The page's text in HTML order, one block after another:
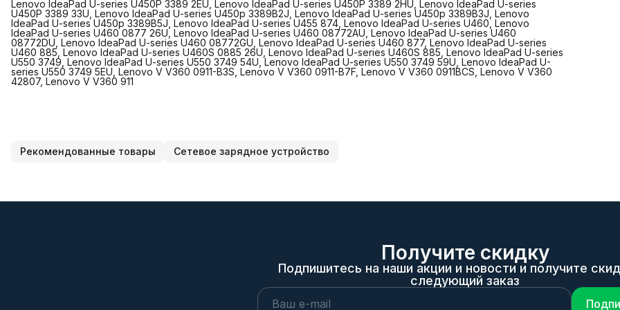
26U, Lenovo IdeaPad U-series U350 2963 27U, Lenovo
U-series U350 2963 2CU, Lenovo IdeaPad U-series U350
2JU, Lenovo IdeaPad U-series U350 2963 2VU, Lenovo
U-series U350 2963 2YU, Lenovo IdeaPad U-series U350s,
Lenovo IdeaPad U-series U450A, Lenovo IdeaPad U-series
U450p, Lenovo IdeaPad U-series U450P 3389 26U, Lenovo
IdeaPad U-series U450P 3389 29U, Lenovo IdeaPad U-series
U450P 3389 2EU, Lenovo IdeaPad U-series U450P 3389 2HU,
Lenovo IdeaPad U-series U450P 3389 33U, Lenovo IdeaPad
Lenovo IdeaPad U-series U450P 3389 2EU, Lenovo IdeaPad U-series U450P 3389 2HU, Lenovo IdeaPad U-series
U450P 3389 33U, Lenovo IdeaPad U-series U450p 3389B2J, Lenovo IdeaPad U-series U450p 3389B3J, Lenovo
IdeaPad U-series U450p 3389B5J, Lenovo IdeaPad U-series U455 874, Lenovo IdeaPad U-series U460, Lenovo
IdeaPad U-series U460 0877 26U, Lenovo IdeaPad U-series U460 08772AU, Lenovo IdeaPad U-series U460
08772DU, Lenovo IdeaPad U-series U460 08772GU, Lenovo IdeaPad U-series U460 877, Lenovo IdeaPad U-series
U460 885, Lenovo IdeaPad U-series U460S 0885 26U, Lenovo IdeaPad U-series U460S 885, Lenovo IdeaPad U-series
U550 3749, Lenovo IdeaPad U-series U550 3749 54U, Lenovo IdeaPad U-series U550 3749 59U, Lenovo IdeaPad U-
series U550 3749 5EU, Lenovo V V360 0911-B3S, Lenovo V V360 0911-B7F, Lenovo V V360 0911BCS, Lenovo V V360
42807, Lenovo V V360 911
Рекомендованные товары Сетевое зарядное устройство
Получите скидку
Подпишитесь на наши акции и новости и получите
следующий заказ